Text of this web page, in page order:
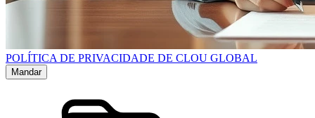
POLÍTICA DE PRIVACIDADE DE CLOU GLOBAL